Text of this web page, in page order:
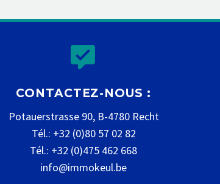


CONTACTEZ-NOUS :
Potauerstrasse 90, B-4780 Recht
Tél.: +32 (0)80 57 02 82
Tél.: +32 (0)475 462 668
info@immokeul.be